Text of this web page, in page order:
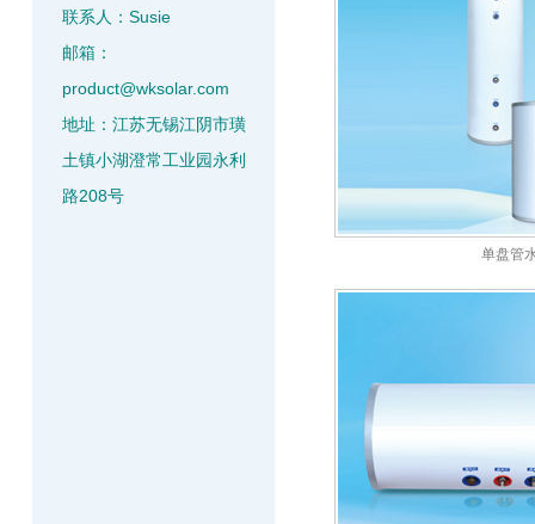
联系人：Susie
邮箱：
product@wksolar.com
地址：江苏无锡江阴市璜
土镇小湖澄常工业园永利
路208号
单盘管